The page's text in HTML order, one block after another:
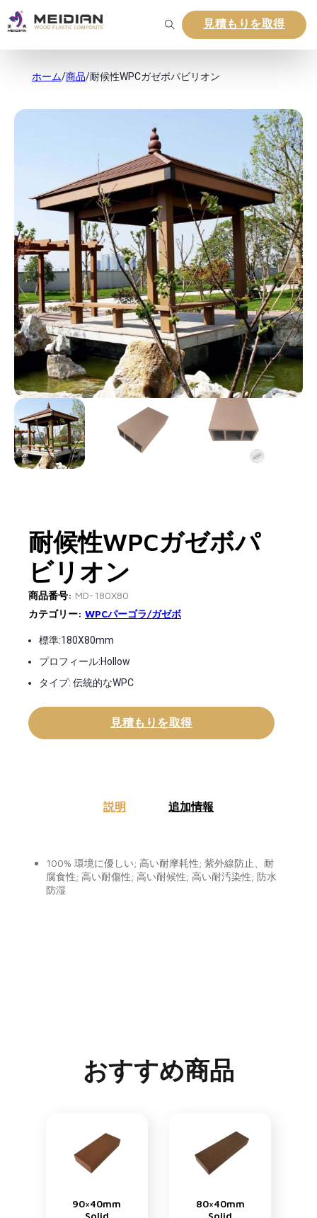
見積もりを取得
ホーム/商品/耐候性WPCガゼボパビリオン
耐候性WPCガゼボパ
ビリオン
商品番号: MD-180X80
カテゴリー: WPCパーゴラ/ガゼボ
標準:180X80mm
プロフィール:Hollow
タイプ: 伝統的なWPC
見積もりを取得
説明 追加情報
100% 環境に優しい; 高い耐摩耗性; 紫外線防止、耐
腐食性; 高い耐傷性; 高い耐候性; 高い耐汚染性; 防水
防湿
おすすめ商品
90×40mm
80×40mm